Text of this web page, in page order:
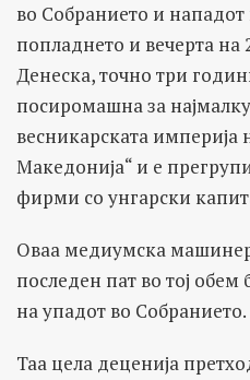
во Собранието и
попладнето и вечерта на
Денеска, точно три
посиромашна за
весникарската
Македонија“ и е
фирми со унгарски
Оваа медиумска
последен пат во тој
на упадот во Собранието.
Таа цела деценија